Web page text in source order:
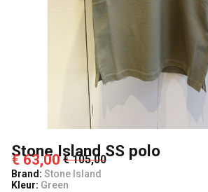
Stone Island SS polo
€ 63,00 € 105,00
Brand: Stone Island
Kleur: Green